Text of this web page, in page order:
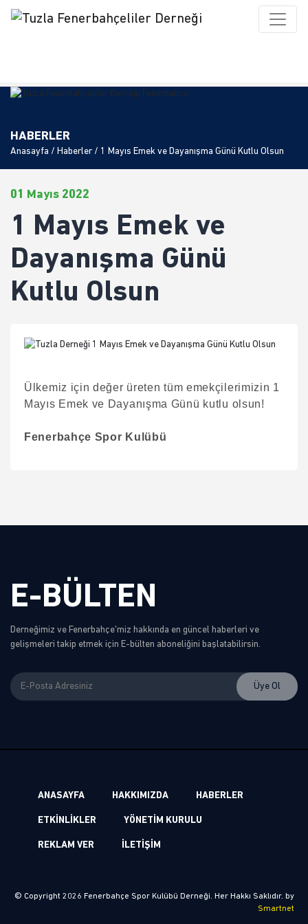
HABERLER
Anasayfa / Haberler / 1 Mayıs Emek ve Dayanışma Günü Kutlu Olsun
01 Mayıs 2022
1 Mayıs Emek ve
Dayanışma Günü
Kutlu Olsun
Ülkemiz için değer üreten tüm emekçilerimizin 1
Mayıs Emek ve Dayanışma Günü kutlu olsun!
Fenerbahçe Spor Kulübü
E-BÜLTEN
Derneğimiz ve Fenerbahçe'miz hakkında en güncel haberleri ve
gelişmeleri takip etmek için E-bülten aboneliğini başlatabilirsin.
ANASAYFA HAKKIMIZDA HABERLER
ETKİNLİKLER YÖNETİM KURULU
REKLAM VER İLETİŞİM
© Copyright 2026 Fenerbahçe Spor Kulübü Derneği. Her Hakkı Saklıdır. by
Smartnet